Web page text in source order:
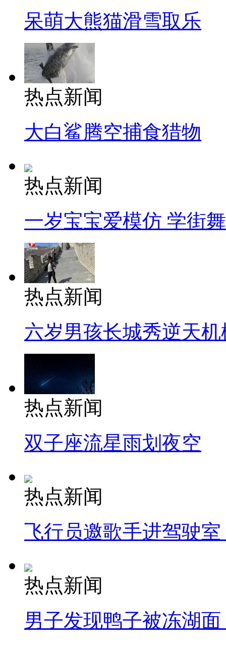
呆萌大熊猫滑雪取乐
热点新闻
大白鲨腾空捕食猎物
热点新闻
一岁宝宝爱模仿 学街
热点新闻
六岁男孩长城秀逆天机
热点新闻
双子座流星雨划夜空
热点新闻
飞行员邀歌手进驾驶
热点新闻
男子发现鸭子被冻湖